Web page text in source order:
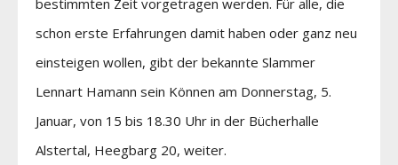
bestimmten Zeit vorgetragen werden. Für alle, die
schon erste Erfahrungen damit haben oder ganz neu
einsteigen wollen, gibt der bekannte Slammer
Lennart Hamann sein Können am Donnerstag, 5.
Januar, von 15 bis 18.30 Uhr in der Bücherhalle
Alstertal, Heegbarg 20, weiter.